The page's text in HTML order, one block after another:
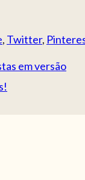
, Twitter,
em versão